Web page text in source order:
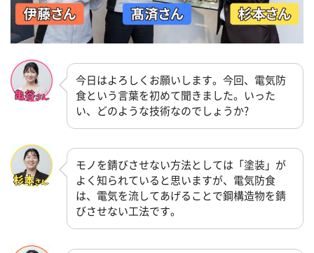
今日はよろしくお願いします。今回、電気防
食という言葉を初めて聞きました。いった
い、どのような技術なのでしょうか?
モノを錆びさせない方法としては「塗装」が
よく知られていると思いますが、電気防食
は、電気を流してあげることで鋼構造物を錆
びさせない工法です。